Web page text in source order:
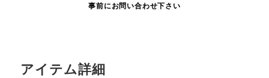
事前にお問い合わせ下さい
アイテム詳細